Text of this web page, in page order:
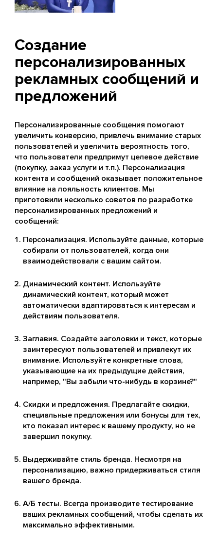
Создание
персонализированных
рекламных сообщений и
предложений
Персонализированные сообщения помогают
увеличить конверсию, привлечь внимание старых
пользователей и увеличить вероятность того,
что пользователи предпримут целевое действие
(покупку, заказ услуги и т.п.). Персонализация
контента и сообщений оказывает положительное
влияние на лояльность клиентов. Мы
приготовили несколько советов по разработке
персонализированных предложений и
сообщений:
Персонализация. Используйте данные, которые
собирали от пользователей, когда они
взаимодействовали с вашим сайтом.
Динамический контент. Используйте
динамический контент, который может
автоматически адаптироваться к интересам и
действиям пользователя.
Заглавия. Создайте заголовки и текст, которые
заинтересуют пользователей и привлекут их
внимание. Используйте конкретные слова,
указывающие на их предыдущие действия,
например, "Вы забыли что-нибудь в корзине?"
Скидки и предложения. Предлагайте скидки,
специальные предложения или бонусы для тех,
кто показал интерес к вашему продукту, но не
завершил покупку.
Выдерживайте стиль бренда. Несмотря на
персонализацию, важно придерживаться стиля
вашего бренда.
А/Б тесты. Всегда производите тестирование
ваших рекламных сообщений, чтобы сделать их
максимально эффективными.